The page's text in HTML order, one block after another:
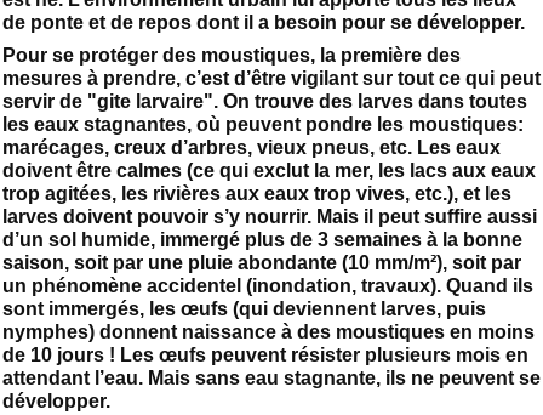
de ponte et de repos dont il a besoin pour se développer.
Pour se protéger des moustiques, la première des
mesures à prendre, c’est d’être vigilant sur tout ce qui peut
servir de "gite larvaire". On trouve des larves dans toutes
les eaux stagnantes, où peuvent pondre les moustiques:
marécages, creux d’arbres, vieux pneus, etc. Les eaux
doivent être calmes (ce qui exclut la mer, les lacs aux eaux
trop agitées, les rivières aux eaux trop vives, etc.), et les
larves doivent pouvoir s’y nourrir. Mais il peut suffire aussi
d’un sol humide, immergé plus de 3 semaines à la bonne
saison, soit par une pluie abondante (10 mm/m²), soit par
un phénomène accidentel (inondation, travaux). Quand ils
sont immergés, les œufs (qui deviennent larves, puis
nymphes) donnent naissance à des moustiques en moins
de 10 jours ! Les œufs peuvent résister plusieurs mois en
attendant l’eau. Mais sans eau stagnante, ils ne peuvent se
développer.